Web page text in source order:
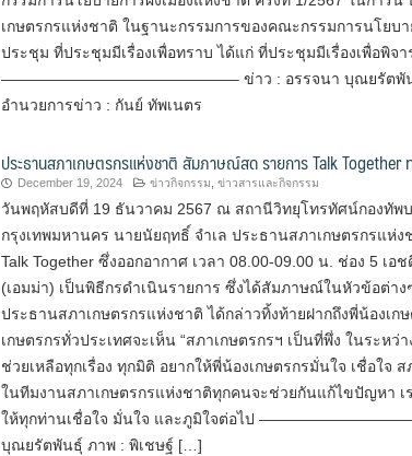
เกษตรกรแห่งชาติ ในฐานะกรรมการของคณะกรรมการนโยบา
ประชุม ที่ประชุมมีเรื่องเพื่อทราบ ได้แก่ ที่ประชุมมีเรื่องเพื่อพิจ
———————————————– ข่าว : อรรจนา บุณยรัตพันธุ์
อำนวยการข่าว : กันย์ ทัพเนตร
ประธานสภาเกษตรกรแห่งชาติ สัมภาษณ์สด รายการ Talk Together
December 19, 2024 ข่าวกิจกรรม ข่าวสารและกิจกรรม
วันพฤหัสบดีที่ 19 ธันวาคม 2567 ณ สถานีวิทยุโทรทัศน์กองทั
กรุงเทพมหานคร นายนัยฤทธิ์ จำเล ประธานสภาเกษตรกรแห่
Talk Together ซึ่งออกอากาศ เวลา 08.00-09.00 น. ช่อง 5 เ
(เอมม่า) เป็นพิธีกรดำเนินรายการ ซึ่งได้สัมภาษณ์ในหัวข้อต่า
ประธานสภาเกษตรกรแห่งชาติ ได้กล่าวทิ้งท้ายฝากถึงพี่น้องเก
เกษตรกรทั่วประเทศจะเห็น “สภาเกษตรกรฯ เป็นที่พึ่ง ในระห
ช่วยเหลือทุกเรื่อง ทุกมิติ อยากให้พี่น้องเกษตรกรมั่นใจ เชื่อใจ
ในทีมงานสภาเกษตรกรแห่งชาติทุกคนจะช่วยกันแก้ไขปัญหา เ
ให้ทุกท่านเชื่อใจ มั่นใจ และภูมิใจต่อไป
บุณยรัตพันธุ์ ภาพ : พิเชษฐ์ […]